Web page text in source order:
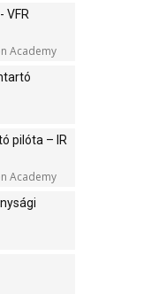
VFR
Academy
pilóta – IR
Academy